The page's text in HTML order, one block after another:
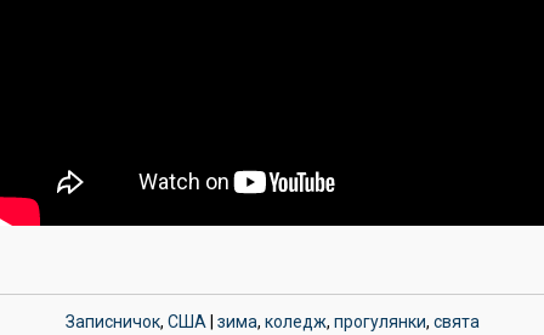
Записничок, США зима, коледж, прогулянки, свята